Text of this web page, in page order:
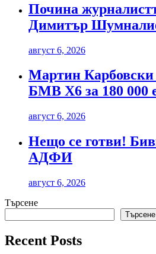
Почина
Димитър
август 6, 2026
Мартин Карбовски
БМВ Х6 за 180 000
август 6, 2026
Нещо се готви!
АДФИ
август 6, 2026
Търсене
Търсене
Recent Posts